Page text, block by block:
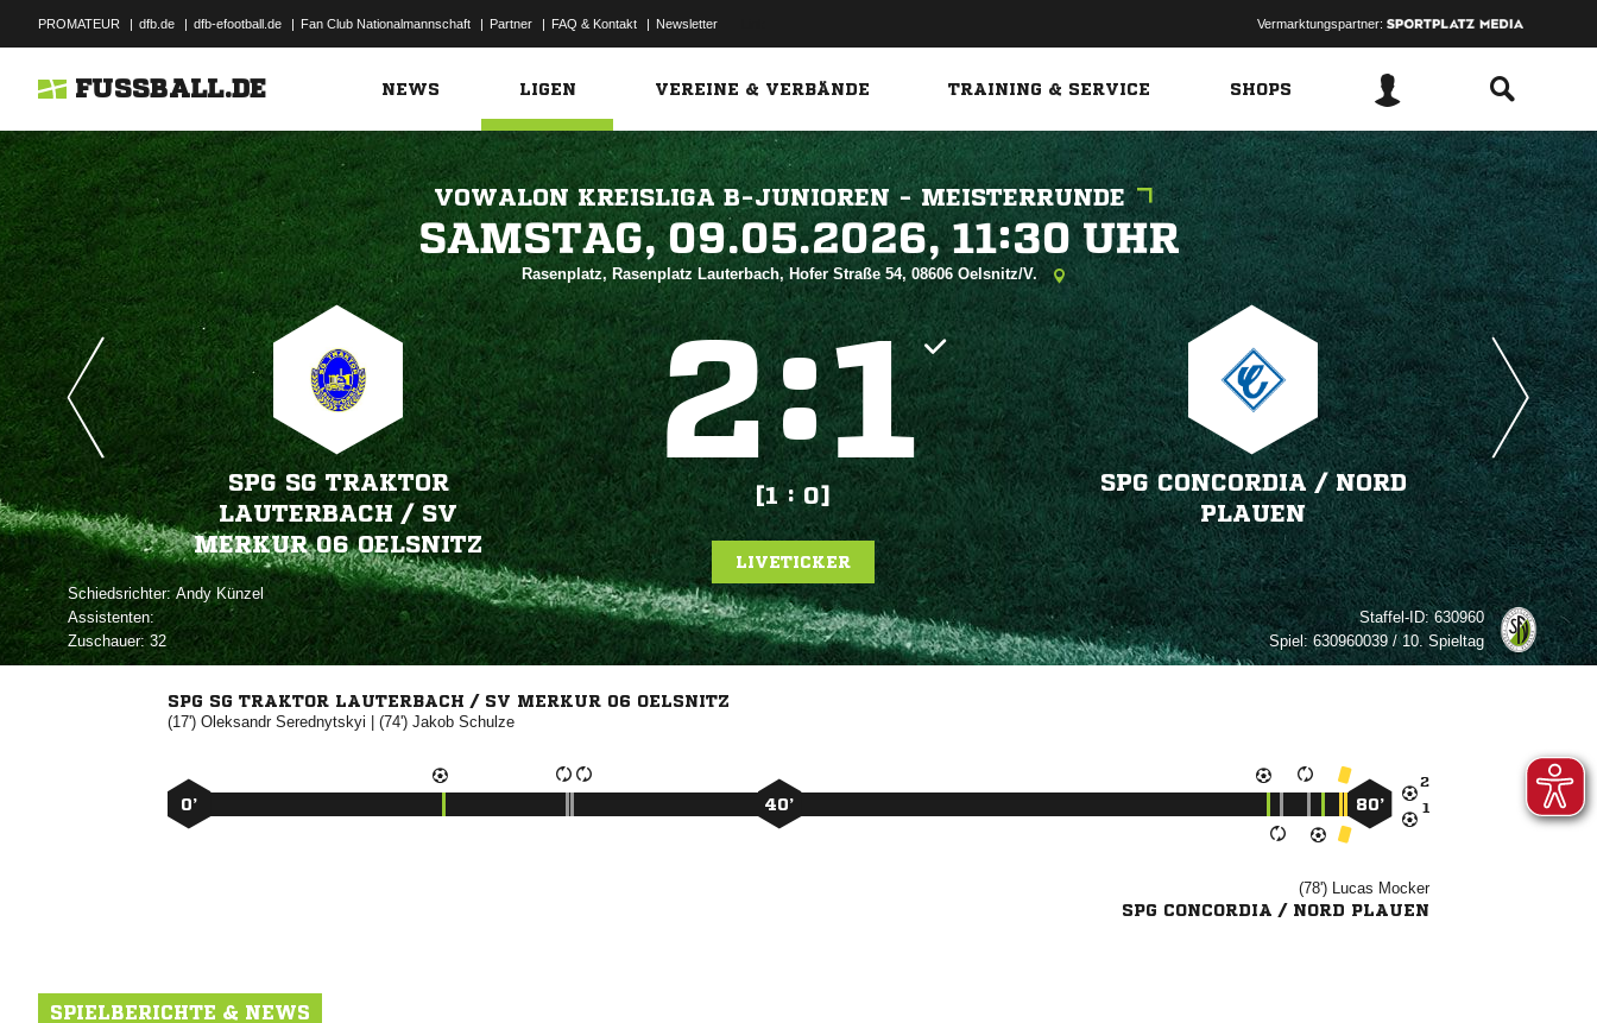
PROMATEUR | dfb.de | dfb-efootball.de | Fan Club Nationalmannschaft | Partner | FAQ & Kontakt | Newsletter Vermarktungspartner:
FUSSBALL.DE NEWS LIGEN VEREINE & VERBÄNDE TRAINING & SERVICE SHOPS
VOWALON KREISLIGA B-JUNIOREN - MEISTERRUNDE
   
Rasenplatz, Rasenplatz Lauterbach, Hofer Straße 54, 08606 Oelsnitz/V.
SPG SG TRAKTOR
LAUTERBACH /​ SV
MERKUR 06 OELSNITZ
:
[1 : 0]
SPG CONCORDIA /​ NORD
PLAUEN
LIVETICKER
Schiedsrichter: 
Assistenten:
Zuschauer:32
Staffel-ID:630960
Spiel:630960039 / 10. Spieltag
SPG SG TRAKTOR LAUTERBACH / SV MERKUR 06 OELSNITZ
(17')  | (74') 


0’ 40’ 80’
(78')  
SPG CONCORDIA / NORD PLAUEN
SPIELBERICHTE & NEWS